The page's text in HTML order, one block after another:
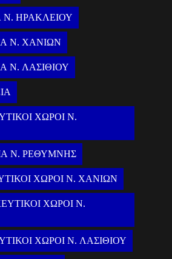
Ν. ΗΡΑΚΛΕΙΟΥ
Ν. ΧΑΝΙΩΝ
Ν. ΛΑΣΙΘΙΟΥ
ΧΩΡΟΙ Ν.
Ν. ΡΕΘΥΜΝΗΣ
ΧΩΡΟΙ Ν. ΧΑΝΙΩΝ
ΧΩΡΟΙ Ν.
ΧΩΡΟΙ Ν. ΛΑΣΙΘΙΟΥ